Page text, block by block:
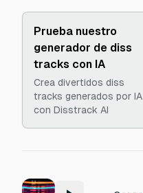
Prueba nuestro
generador de diss
tracks con IA
Crea divertidos diss
tracks generados por IA
con Disstrack AI